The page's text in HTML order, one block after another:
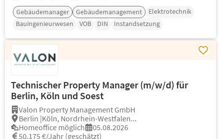
Gebäudemanager Gebäudemanagement
Elektrotechnik
Bauingenieurwesen
VOB DIN Instandsetzung
Technischer Property Manager (m/w/d) für
Berlin, Köln und Soest
Valon Property Management GmbH
Berlin |Köln, Nordrhein-Westfalen...
Homeoffice möglich
05.08.2026
50.175 €/Jahr (geschätzt)